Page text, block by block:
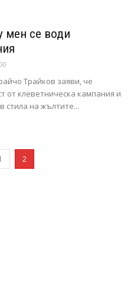
мен се води
Трайков заяви, че
от клеветническа кампания и
стила на жълтите...
2